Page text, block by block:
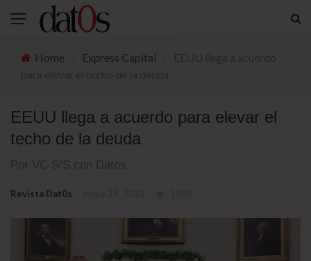
Home Express Capital
EEUU llega a acuerdo para elevar el
techo de la deuda
Por VC S/S con Datos
Revista Dat0s